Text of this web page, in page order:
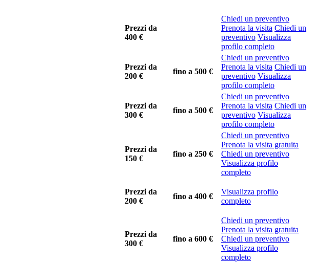
Prezzi da
400 €
Chiedi un preventivo
Prenota la visita Chiedi un
preventivo Visualizza
profilo completo
Prezzi da
200 €
fino a 500 €
Chiedi un preventivo
Prenota la visita Chiedi un
preventivo Visualizza
profilo completo
Prezzi da
300 €
fino a 500 €
Chiedi un preventivo
Prenota la visita Chiedi un
preventivo Visualizza
profilo completo
Prezzi da
150 €
fino a 250 €
Chiedi un preventivo
Prenota la visita gratuita
Chiedi un preventivo
Visualizza profilo
completo
Prezzi da
200 €
fino a 400 €
Visualizza profilo
completo
Prezzi da
300 €
fino a 600 €
Chiedi un preventivo
Prenota la visita gratuita
Chiedi un preventivo
Visualizza profilo
completo